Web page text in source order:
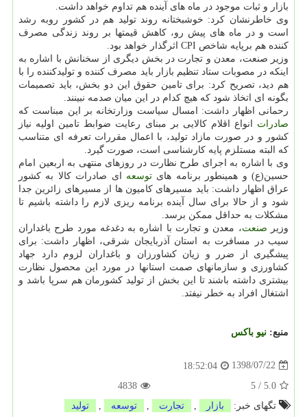
بازار و ثبات موجود در ماه های آینده هم تداوم خواهد داشت.
وی خاطرنشان كرد: خوشبختانه روند تولید هم در كشور روبه رشد
است و در ماه های پیش رو، كاهش قیمتها بر روند زندگی مصرف
كننده هم برپایه شاخص CPI اثرگذار خواهد بود.
وزیر صنعت، معدن و تجارت در بخش دیگری از سخنانش با اشاره به
اینكه در مصوبات ستاد تنظیم بازار باید مصرف كننده و تولیدكننده را با
هم دید، تصریح كرد: برای تامین حقوق این دو بخش، باید تصمیمات
بگونه ای اتخاذ شود كه هیچ كدام در این میان صدمه نبینند.
رحمانی اظهار داشت: امسال سیاست وزارتخانه بر این مبناست كه
صادرات انواع اقلام كالایی بر مبنای رعایت ضوابط تامین اولیه نیاز
كشور و در صورت مازاد تولید، با اعمال مقررات تعرفه ای متناسب
كه البته مستلزم پایه كارشناسی است، صورت گیرد.
وی با اشاره به اجرای طرح نظارت در روزهای منتهی به اربعین امام
حسین(ع) و همینطور برنامه های توسعه ای صادرات كالا به كشور
عراق اظهار داشت: باید مسیرهای كامیون ها از مسیرهای زائرین جدا
شود و از حالا برای سال آینده برنامه ریزی لازم را داشته باشیم تا
مشكلات به حداقل ممكن برسد.
وزیر صنعت، معدن و تجارت با اشاره به دغدغه مورد طرح باغداران
سیب در مسافرت به استان آذربایجان شرقی، اظهار داشت: برای
پیشگیری از ضرر و زیان كشاورزان و باغداران لزوم دارد جهاد
كشاورزی و سازمانهای صمت استانها در مورد این محصول نظارت
بیشتری داشته باشند تا این بخش از تولید كشورمان هم سرپا باشد و
اشتغال افراد به خطر نیفتد.
منبع: نیو باكس
1398/07/22
18:52:04
5.0
/
5
4838
تگهای خبر:
بازار تجارت توسعه تولید